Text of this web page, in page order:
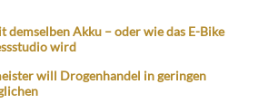
demselben Akku – oder wie das E-Bike
wird
will Drogenhandel in geringen